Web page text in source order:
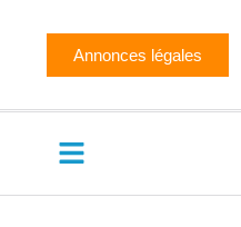
Annonces légales